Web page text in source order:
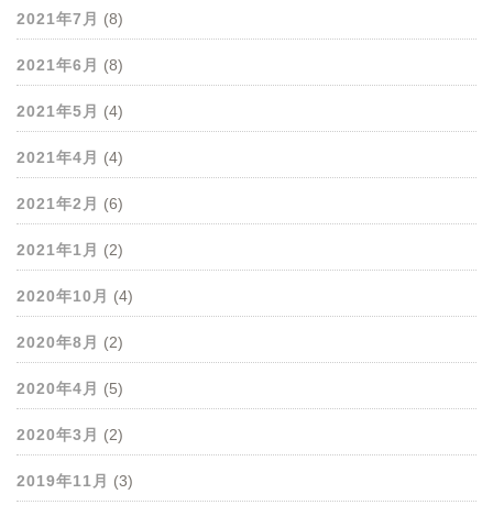
2021年7月 (8)
2021年6月 (8)
2021年5月 (4)
2021年4月 (4)
2021年2月 (6)
2021年1月 (2)
2020年10月 (4)
2020年8月 (2)
2020年4月 (5)
2020年3月 (2)
2019年11月 (3)